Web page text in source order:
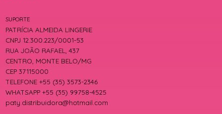
SUPORTE
PATRÍCIA ALMEIDA LINGERIE
CNPJ 12.300.223/0001-53
RUA JOÃO RAFAEL, 437
CENTRO, MONTE BELO/MG
CEP 37115000
TELEFONE +55 (35) 3573-2346
WHATSAPP +55 (35) 99758-4525
paty.distribuidora@hotmail.com